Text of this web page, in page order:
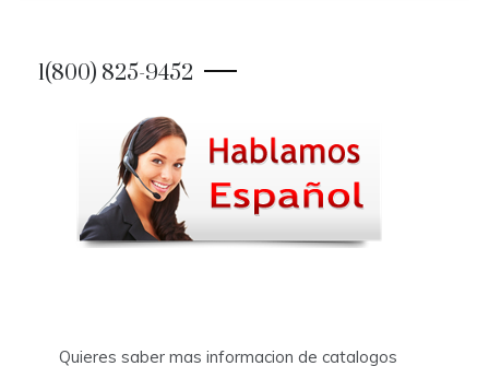
1(800) 825-9452
Quieres saber mas informacion de catalogos